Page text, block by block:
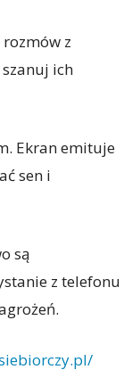
z
ich
Ekran emituje
sen i
są
z telefonu